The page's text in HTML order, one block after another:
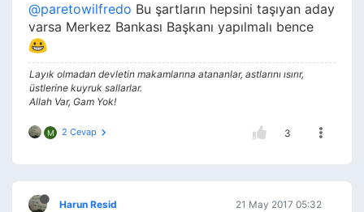
@paretowilfredo Bu şartların hepsini taşıyan aday
varsa Merkez Bankası Başkanı yapılmalı bence
Layık olmadan devletin makamlarına atananlar, astlarını ısırır,
üstlerine kuyruk sallarlar.
Allah Var, Gam Yok!
M 2 Cevap 3
Harun Resid 21 May 2017 05:32